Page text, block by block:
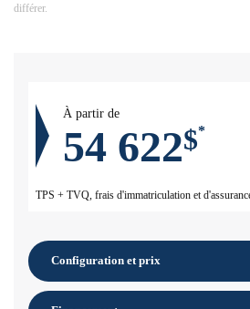
différer.
À partir de
54 622$*
TPS + TVQ, frais d'immatriculation et
Configuration et prix